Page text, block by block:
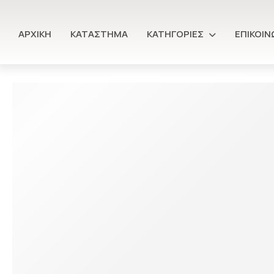
ΑΡΧΙΚΉ ΚΑΤΆΣΤΗΜΑ ΚΑΤΗΓΟΡΊΕΣ